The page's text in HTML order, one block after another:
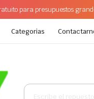
para presupuestos
Categorias
Búsqueda